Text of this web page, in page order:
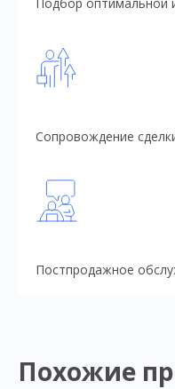
Сопровождение
Постпродажное
Похожие